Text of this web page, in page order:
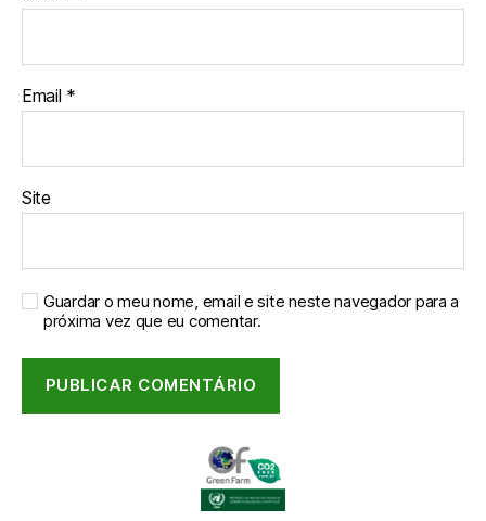
Email *
Site
Guardar o meu nome, email e site neste navegador para a
próxima vez que eu comentar.